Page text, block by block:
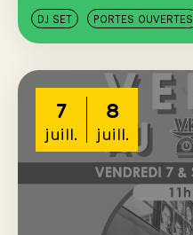
DJ SET PORTES OUVERTES
7
juill.
8
juill.